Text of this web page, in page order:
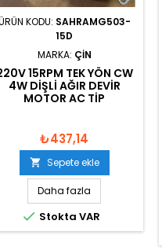
KODU: SAHRAMG503-
15D
MARKA: ÇIN
15RPM TEK YÖN CW
4W DIŞLI AĞIR DEVIR
MOTOR AC TIP
₺437,14
 Sepete ekle
Daha fazla
 Stokta VAR